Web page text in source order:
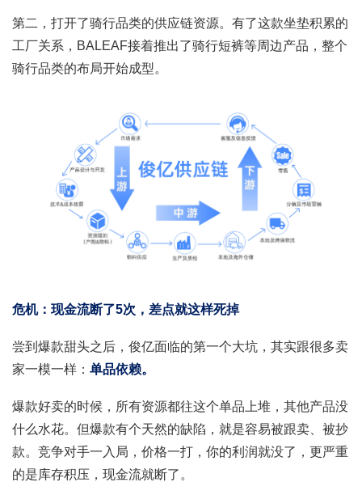
第二，打开了骑行品类的供应链资源。有了这款坐垫积累的
工厂关系，BALEAF接着推出了骑行短裤等周边产品，整个
骑行品类的布局开始成型。
危机：现金流断了5次，差点就这样死掉
尝到爆款甜头之后，俊亿面临的第一个大坑，其实跟很多卖
家一模一样： 单品依赖。
爆款好卖的时候，所有资源都往这个单品上堆，其他产品没
什么水花。但爆款有个天然的缺陷，就是容易被跟卖、被抄
款。竞争对手一入局，价格一打，你的利润就没了，更严重
的是库存积压，现金流就断了。